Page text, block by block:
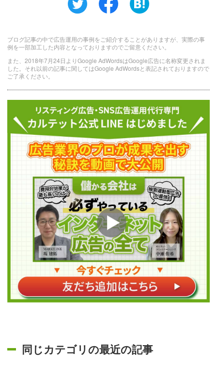
ブログ記事の中で広告運用の事例をご紹介することがありますが、実際の事
例を一部加工した内容となっておりますのでご留意ください。
また、2018年7月24日よりGoogle AdWordsはGoogle広告に名称変更されま
した。それ以前の記事に関してはGoogle AdWordsと表記されておりますので
ご了承ください。
同じカテゴリの最近の記事